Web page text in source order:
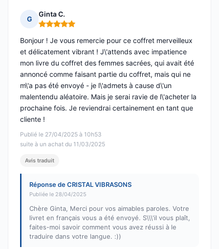
G
Ginta C.
Note : 5 sur 5
Publié le 27/04/2025 à 10h53
suite à un achat du 11/03/2025
Bonjour ! Je vous remercie pour ce coffret merveilleux
et délicatement vibrant ! J\'attends avec impatience
mon livre du coffret des femmes sacrées, qui avait été
annoncé comme faisant partie du coffret, mais qui ne
m\'a pas été envoyé - je l\'admets à cause d\'un
malentendu aléatoire. Mais je serai ravie de l\'acheter la
prochaine fois. Je reviendrai certainement en tant que
cliente !
Avis traduit
Réponse de CRISTAL VIBRASONS
Publiée le 28/04/2025
Chère Ginta, Merci pour vos aimables paroles. Votre
livret en français vous a été envoyé. S\\\'il vous plaît,
faites-moi savoir comment vous avez réussi à le
traduire dans votre langue. :))